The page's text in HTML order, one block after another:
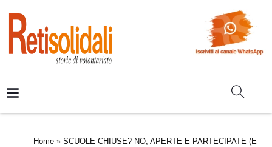
Home » SCUOLE CHIUSE? NO, APERTE E PARTECIPATE (E